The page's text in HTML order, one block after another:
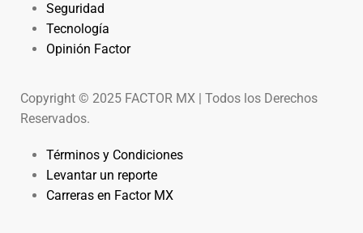
Seguridad
Tecnología
Opinión Factor
Copyright © 2025 FACTOR MX | Todos los Derechos
Reservados.
Términos y Condiciones
Levantar un reporte
Carreras en Factor MX